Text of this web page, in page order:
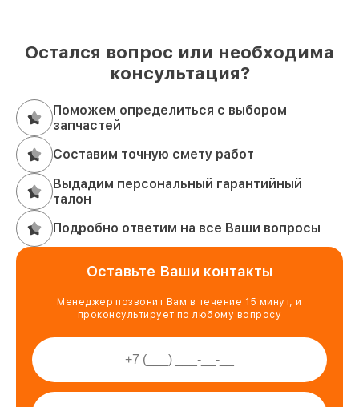
Остался вопрос или необходима
консультация?
Поможем определиться с выбором
запчастей
Составим точную смету работ
Выдадим персональный гарантийный
талон
Подробно ответим на все Ваши вопросы
Оставьте Ваши контакты
Менеджер позвонит Вам в течение 15 минут, и
проконсультирует по любому вопросу